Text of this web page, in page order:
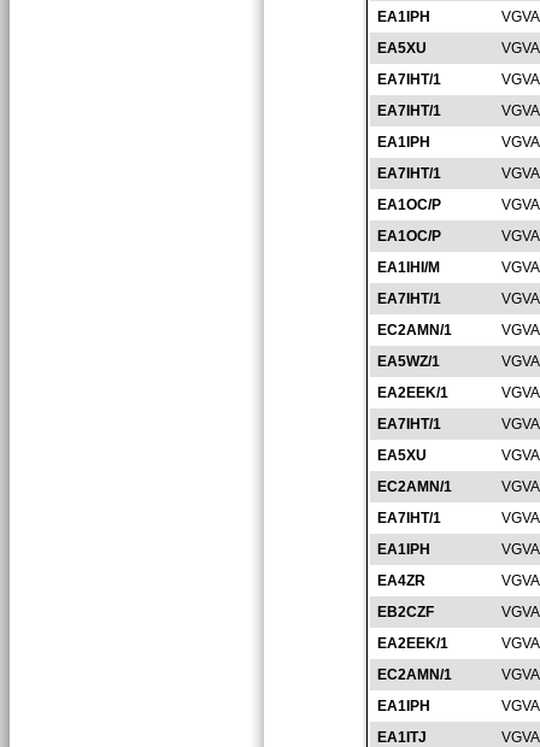
EA1IPH
EA5XU
EA7IHT/1
EA7IHT/1
EA1IPH
EA7IHT/1
EA1OC/P
EA1OC/P
EA1IHI/M
EA7IHT/1
EC2AMN/1
EA5WZ/1
EA2EEK/1
EA7IHT/1
EA5XU
EC2AMN/1
EA7IHT/1
EA1IPH
EA4ZR
EB2CZF
EA2EEK/1
EC2AMN/1
EA1IPH
EA1ITJ